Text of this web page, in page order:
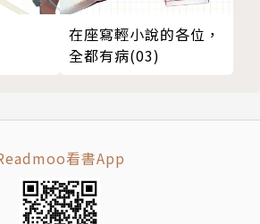
在座寫輕小說的各位，
全都有病(03)
看書App